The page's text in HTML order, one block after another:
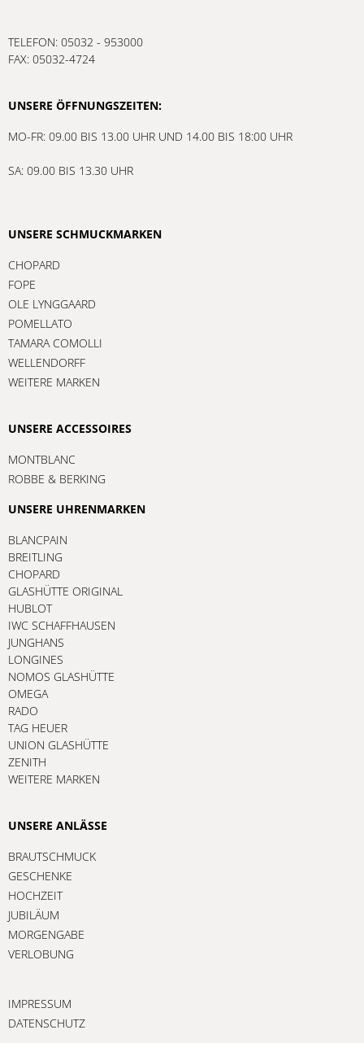
TELEFON: 05032 - 953000
FAX: 05032-4724
UNSERE ÖFFNUNGSZEITEN:
MO-FR: 09.00 BIS 13.00 UHR UND 14.00 BIS 18:00 UHR
SA: 09.00 BIS 13.30 UHR
UNSERE SCHMUCKMARKEN
CHOPARD
FOPE
OLE LYNGGAARD
POMELLATO
TAMARA COMOLLI
WELLENDORFF
WEITERE MARKEN
UNSERE ACCESSOIRES
MONTBLANC
ROBBE & BERKING
UNSERE UHRENMARKEN
BLANCPAIN
BREITLING
CHOPARD
GLASHÜTTE ORIGINAL
HUBLOT
IWC SCHAFFHAUSEN
JUNGHANS
LONGINES
NOMOS GLASHÜTTE
OMEGA
RADO
TAG HEUER
UNION GLASHÜTTE
ZENITH
WEITERE MARKEN
UNSERE ANLÄSSE
BRAUTSCHMUCK
GESCHENKE
HOCHZEIT
JUBILÄUM
MORGENGABE
VERLOBUNG
IMPRESSUM
DATENSCHUTZ